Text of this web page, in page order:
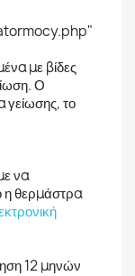
με βίδες
Ο
γείωσης, το
να
η θερμάστρα
12 μηνών